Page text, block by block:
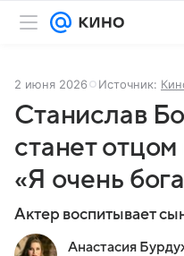
2 июня 2026 Источник:
Станислав
станет
«Я очень
Актер воспитывает
Анастасия